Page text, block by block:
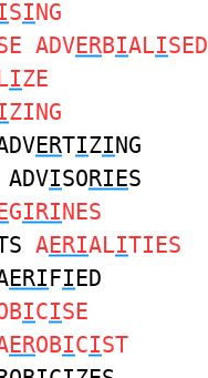
SING
ADVERBIALISED
IZE
ZING
ERTIZING
ADVISORIES
GIRINES
AERIALITIES
ERIFIED
ICISE
EROBICIST